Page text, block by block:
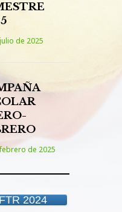
de 2025
de 2025
2024